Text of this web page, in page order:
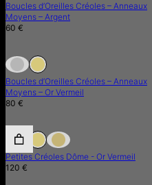
Boucles d’Oreilles Créoles – Anneaux
Moyens – Argent
60 €
En Rupture de Stock
Boucles d’Oreilles Créoles – Anneaux
Moyens – Or Vermeil
80 €
Petites Créoles Dôme - Or Vermeil
120 €